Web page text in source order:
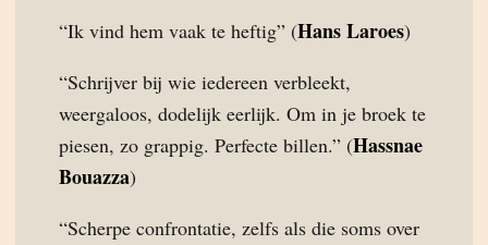
“Ik vind hem vaak te heftig” (Hans Laroes)
“Schrijver bij wie iedereen verbleekt,
weergaloos, dodelijk eerlijk. Om in je broek te
piesen, zo grappig. Perfecte billen.” (Hassnae
Bouazza)
“Scherpe confrontatie, zelfs als die soms over